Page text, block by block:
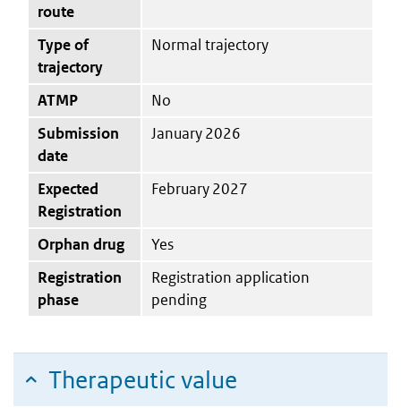
route
Type of
trajectory
Normal trajectory
ATMP
No
Submission
date
January 2026
Expected
Registration
February 2027
Orphan drug
Yes
Registration
phase
Registration application
pending
Therapeutic value